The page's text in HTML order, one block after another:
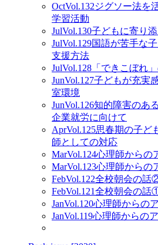
OctVol.132ジグソー法を
学習活動
JulVol.130子どもに寄り
JulVol.129国語が苦手な
支援方法
JulVol.128 「できこぼれ
JunVol.127子どもが充実
室環境
JunVol.126知的障害のあ
企業就労に向けて
AprVol.125思春期の子ど
師としての対応
MarVol.124心理師からの
MarVol.123心理師からの
FebVol.122全校朝会の話
FebVol.121全校朝会の話
JanVol.120心理師からの
JanVol.119心理師からの